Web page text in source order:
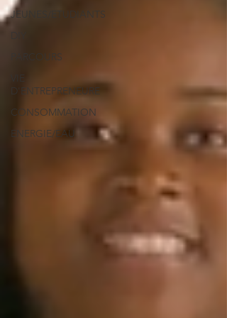
JEUNES/ETUDIANTS
PARCOURS
VIE
D'ENTREPRENEURE
CONSOMMATION
ENERGIE/EAU